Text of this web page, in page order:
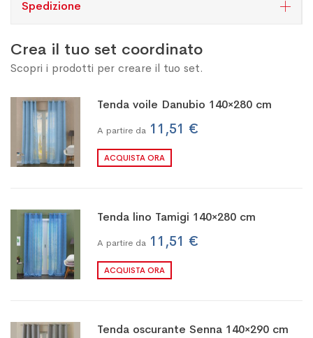
Spedizione
Crea il tuo set coordinato
Scopri i prodotti per creare il tuo set.
Tenda voile Danubio 140×280 cm
A partire da 11,51 €
ACQUISTA ORA
Tenda lino Tamigi 140×280 cm
A partire da 11,51 €
ACQUISTA ORA
Tenda oscurante Senna 140×290 cm